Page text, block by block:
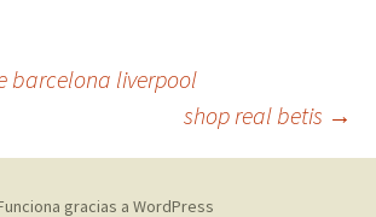
barcelona liverpool
shop real betis →
gracias a WordPress